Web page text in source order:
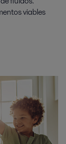
viables